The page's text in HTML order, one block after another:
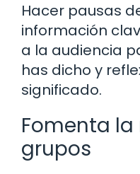
Hacer pausas
información
a la audiencia
has dicho y
significado.
Fomenta la
grupos